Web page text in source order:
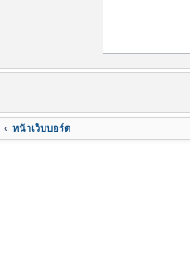
หน้าเว็บบอร์ด